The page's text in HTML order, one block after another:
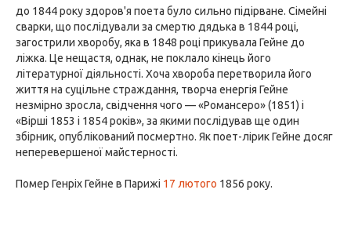
до 1844 року здоров'я поета було сильно підірване. Сімейні
сварки, що послідували за смертю дядька в 1844 році,
загострили хворобу, яка в 1848 році прикувала Гейне до
ліжка. Це нещастя, однак, не поклало кінець його
літературної діяльності. Хоча хвороба перетворила його
життя на суцільне страждання, творча енергія Гейне
незмірно зросла, свідчення чого — «Романсеро» (1851) і
«Вірші 1853 і 1854 років», за якими послідував ще один
збірник, опублікований посмертно. Як поет-лірик Гейне досяг
неперевершеної майстерності.
Помер Генріх Гейне в Парижі 17 лютого 1856 року.